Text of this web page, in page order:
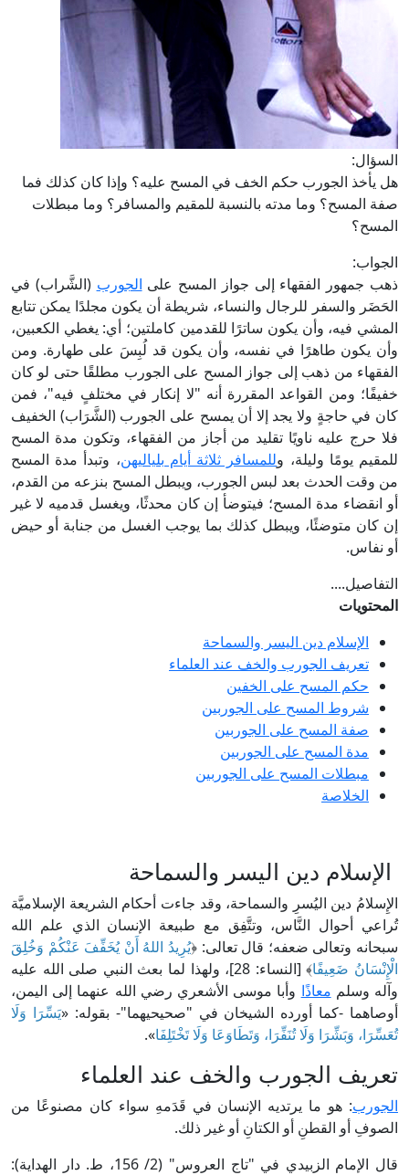
السؤال:
هل يأخذ الجورب حكم الخف في المسح عليه؟ وإذا كان كذلك فما
صفة المسح؟ وما مدته بالنسبة للمقيم والمسافر؟ وما مبطلات
المسح؟
الجواب:
ذهب جمهور الفقهاء إلى جواز المسح على الجورب (الشَّراب) في
الحَضَر والسفر للرجال والنساء، شريطة أن يكون مجلدًا يمكن تتابع
المشي فيه، وأن يكون ساترًا للقدمين كاملتين؛ أي: يغطي الكعبين،
وأن يكون طاهرًا في نفسه، وأن يكون قد لُبِسَ على طهارة. ومن
الفقهاء من ذهب إلى جواز المسح على الجورب مطلقًا حتى لو كان
خفيفًا؛ ومن القواعد المقررة أنه "لا إنكار في مختلفٍ فيه"، فمن
كان في حاجةٍ ولا يجد إلا أن يمسح على الجورب (الشَّرَاب) الخفيف
فلا حرج عليه ناويًا تقليد من أجاز من الفقهاء، وتكون مدة المسح
للمقيم يومًا وليلة، وللمسافر ثلاثة أيام بلياليهن، وتبدأ مدة المسح
من وقت الحدث بعد لبس الجورب، ويبطل المسح بنزعه من القدم،
أو انقضاء مدة المسح؛ فيتوضأ إن كان محدثًا، ويغسل قدميه لا غير
إن كان متوضئًا، ويبطل كذلك بما يوجب الغسل من جنابة أو حيض
أو نفاس.
التفاصيل....
المحتويات
الإسلام دين اليسر والسماحة
تعريف الجورب والخف عند العلماء
حكم المسح على الخفين
شروط المسح على الجوربين
صفة المسح على الجوربين
مدة المسح على الجوربين
مبطلات المسح على الجوربين
الخلاصة
الإسلام دين اليسر والسماحة
الإِسلامُ دين اليُسرِ والسماحة، وقد جاءت أحكام الشريعة الإسلاميَّة
تُراعي أحوال النَّاس، وتتَّفِق مع طبيعة الإنسان الذي علم الله
سبحانه وتعالى ضعفه؛ قال تعالى: ﴿يُرِيدُ اللهُ أَنْ يُخَفِّفَ عَنْكُمْ وَخُلِقَ
الْإِنْسَانُ ضَعِيفًا
﴾ [النساء: 28]، ولهذا لما بعث النبي صلى الله عليه
وآله وسلم معاذًا وأبا موسى الأشعري رضي الله عنهما إلى اليمن،
أوصاهما -كما أورده الشيخان في "صحيحيهما"- بقوله: «يَسِّرَا وَلَا
تُعَسِّرَا، وَبَشِّرَا وَلَا تُنَفِّرَا، وَتَطَاوَعَا وَلَا تَخْتَلِفَا».
تعريف الجورب والخف عند العلماء
الجورب: هو ما يرتديه الإنسان في قَدَمهِ سواء كان مصنوعًا من
الصوفِ أو القطنِ أو الكتانِ أو غير ذلك.
قال الإمام الزبيدي في "تاج العروس" (2/ 156، ط. دار الهداية):